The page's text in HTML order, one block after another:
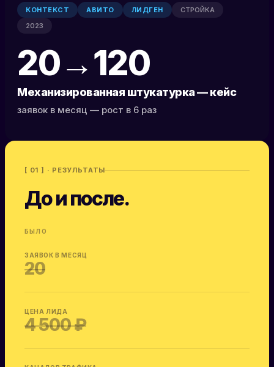
КОНТЕКСТ АВИТО ЛИДГЕН
СТРОЙКА
2023
20→120
Механизированная штукатурка — кейс
заявок в месяц — рост в 6 раз
[ 01 ] · РЕЗУЛЬТАТЫ
До и после.
БЫЛО
ЗАЯВОК В МЕСЯЦ
20
ЦЕНА ЛИДА
4 500 ₽